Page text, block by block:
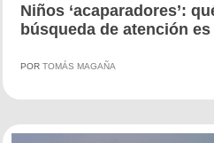
Niños ‘acaparadores’:
búsqueda de atención
POR TOMÁS MAGAÑA